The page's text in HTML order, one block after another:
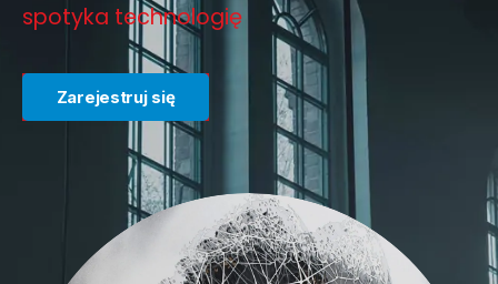
spotyka technologię
Zarejestruj się